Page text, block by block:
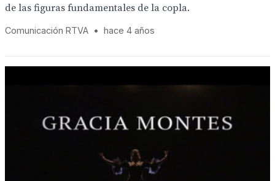
de las figuras fundamentales de la copla.
Comunicación RTVA • hace 4 años